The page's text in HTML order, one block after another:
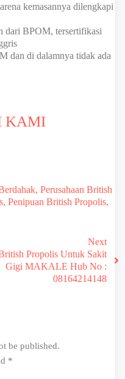
kemasannya dilengkapi
dari BPOM, tersertifikasi
dan di dalamnya tidak ada
KAMI
Perusahaan British
Penipuan British Propolis,
Next
Propolis Untuk Sakit
Gigi MAKALE Hub No :
08164214148
be published.
*